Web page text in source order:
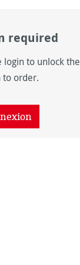
moment.)
pour le moment.)
le moment.)
le moment.)
le moment.)
required
login to unlock the
to order.